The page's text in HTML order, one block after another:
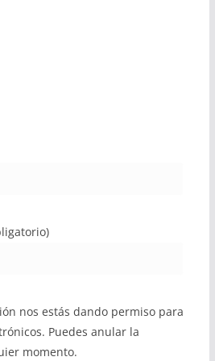
nos estás dando permiso para
Puedes anular la
momento.